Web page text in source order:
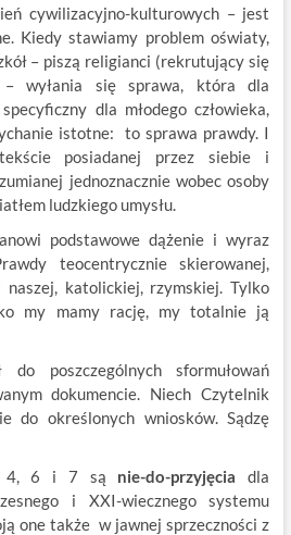
cywilizacyjno-kulturowych – jest
Kiedy stawiamy problem oświaty,
– piszą religianci (rekrutujący się
wyłania się sprawa, która dla
dla młodego człowieka,
istotne: to sprawa prawdy. I
posiadanej przez siebie i
jednoznacznie wobec osoby
ludzkiego umysłu.
podstawowe dążenie i wyraz
teocentrycznie skierowanej,
naszej, katolickiej, rzymskiej. Tylko
my mamy rację, my totalnie ją
poszczególnych sformułowań
dokumencie. Niech Czytelnik
do określonych wniosków. Sądzę
4, 6 i 7 są nie-do-przyjęcia dla
i XXI-wiecznego systemu
one także w jawnej sprzeczności z